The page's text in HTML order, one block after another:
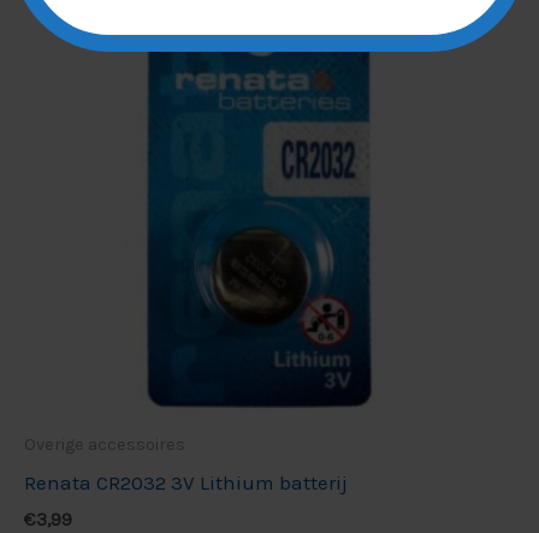
Overige accessoires
Renata CR2032 3V Lithium batterij
€3,99